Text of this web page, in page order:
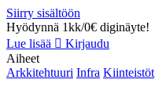
Siirry sisältöön
Hyödynnä 1kk/0€ diginäyte!
Lue lisää
Kirjaudu
Aiheet
Arkkitehtuuri Infra Kiinteistöt